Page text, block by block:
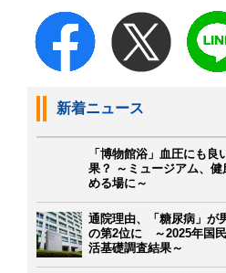
新着ニュース
「博物館浴」血圧にも良
果？ ～ミュージアム、健
める場に～
通院理由、「糖尿病」が
の第2位に ～2025年国
活基礎調査結果～